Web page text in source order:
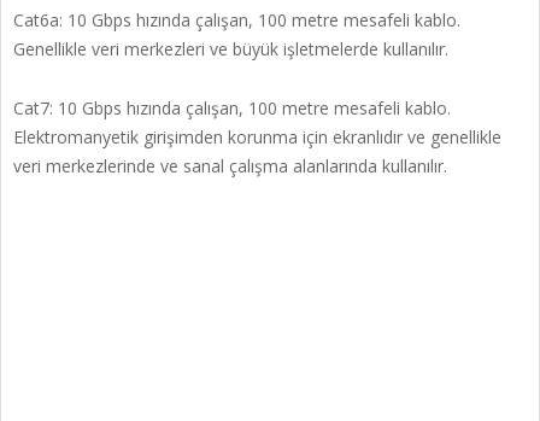
Cat6a: 10 Gbps hızında çalışan, 100 metre mesafeli kablo.
Genellikle veri merkezleri ve büyük işletmelerde kullanılır.
Cat7: 10 Gbps hızında çalışan, 100 metre mesafeli kablo.
Elektromanyetik girişimden korunma için ekranlıdır ve genellikle
veri merkezlerinde ve sanal çalışma alanlarında kullanılır.